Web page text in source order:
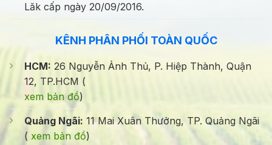
Lăk cấp ngày 20/09/2016.
KÊNH PHÂN PHỐI TOÀN QUỐC
HCM: 26 Nguyễn Ảnh Thủ, P. Hiệp Thành, Quận
12, TP.HCM (
xem bản đồ)
Quảng Ngãi: 11 Mai Xuân Thưởng, TP. Quảng Ngãi
( xem bản đồ)